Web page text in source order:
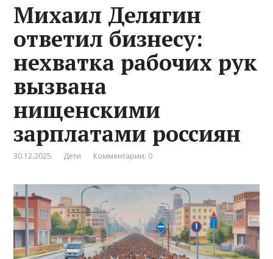
Михаил Делягин
ответил бизнесу:
нехватка рабочих рук
вызвана
нищенскими
зарплатами россиян
30.12.2025 Дети Комментарии: 0